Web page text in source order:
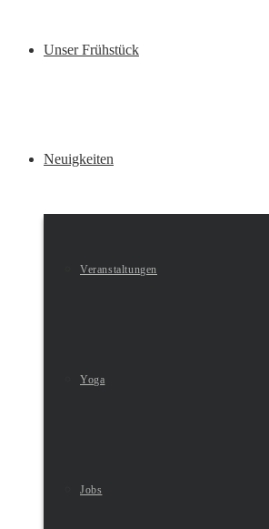
Unser Frühstück
Neuigkeiten
Veranstaltungen
Yoga
Jobs